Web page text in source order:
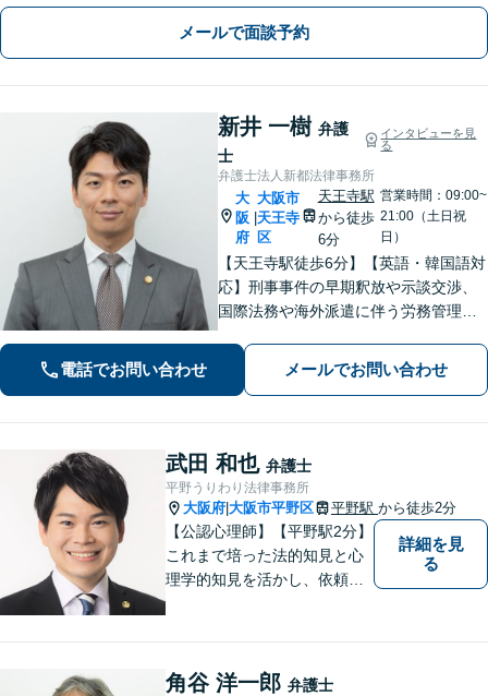
問題】安心して相談できる環境・関係
づくりを心がけます【借金・債務整
理】経済状況に応じて適切な解決策を
ご提案します
メールで面談予約
新井 一樹 弁護
士
インタビューを見
る
弁護士法人新都法律事務所
大
阪
府
大阪市
天王寺
区
天王寺駅
から徒歩
6分
営業時間：09:00~
21:00（土日祝
日）
【天王寺駅徒歩6分】【英語・韓国語対
応】刑事事件の早期釈放や示談交渉、
国際法務や海外派遣に伴う労務管理、
お任せください。法律のプロフェッシ
ョナルが、途を切り拓くお手伝いを致
電話でお問い合わせ メールでお問い合わせ
武田 和也 弁護士
平野うりわり法律事務所
大阪府 大阪市平野区 平野駅 から徒歩2分
【公認心理師】【平野駅2分】
これまで培った法的知見と心
理学的知見を活かし、依頼者
も、まずはご相談ください。
詳細を見
る
角谷 洋一郎 弁護士